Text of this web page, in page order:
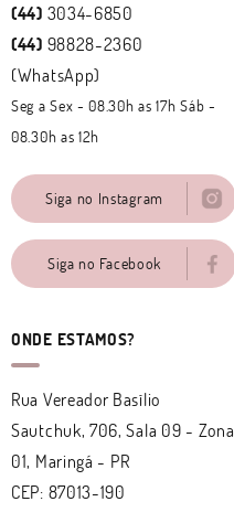
(44) 3034-6850
(44) 98828-2360
(WhatsApp)
Seg a Sex - 08.30h as 17h Sáb -
08.30h as 12h
Siga no Instagram
Siga no Facebook
ONDE ESTAMOS?
Rua Vereador Basílio
Sautchuk, 706, Sala 09 - Zona
01, Maringá - PR
CEP: 87013-190